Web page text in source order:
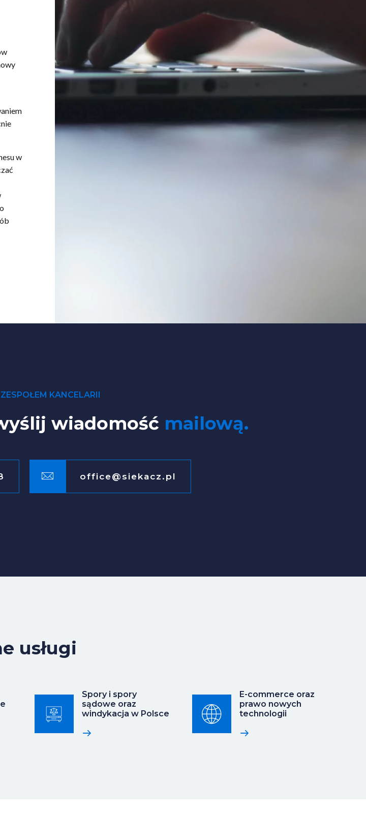
w
KANCELARII
wiadomość mailową.
office@siekacz.pl
usługi
Spory i spory
sądowe oraz
windykacja w Polsce
E-commerce oraz
prawo nowych
technologii